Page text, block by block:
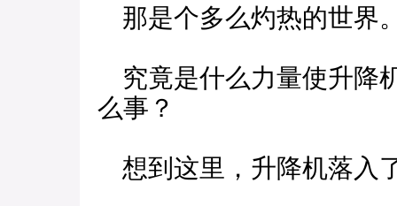
那是个多么灼热的世界
究竟是什么力量使升降
么事？
想到这里，升降机落入